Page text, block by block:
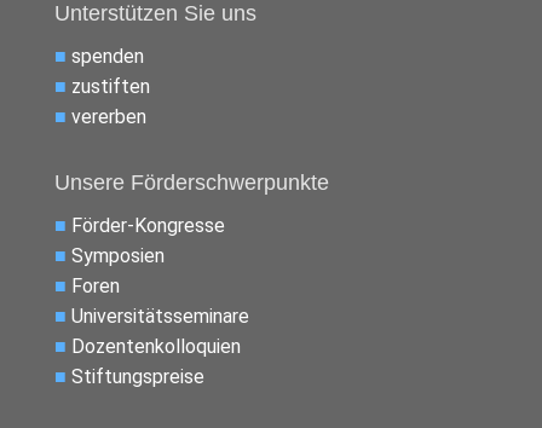
Unterstützen Sie uns
■ spenden
■ zustiften
■ vererben
Unsere Förderschwerpunkte
■ Förder-Kongresse
■ Symposien
■ Foren
■ Universitätsseminare
■ Dozentenkolloquien
■ Stiftungspreise